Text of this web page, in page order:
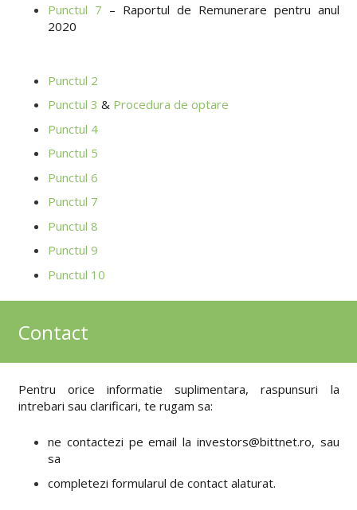
Punctul 7 – Raportul de Remunerare pentru anul
2020
Punctul 2
Punctul 3 & Procedura de optare
Punctul 4
Punctul 5
Punctul 6
Punctul 7
Punctul 8
Punctul 9
Punctul 10
Contact
Pentru orice informatie suplimentara, raspunsuri la
intrebari sau clarificari, te rugam sa:
ne contactezi pe email la investors@bittnet.ro, sau
sa
completezi formularul de contact alaturat.